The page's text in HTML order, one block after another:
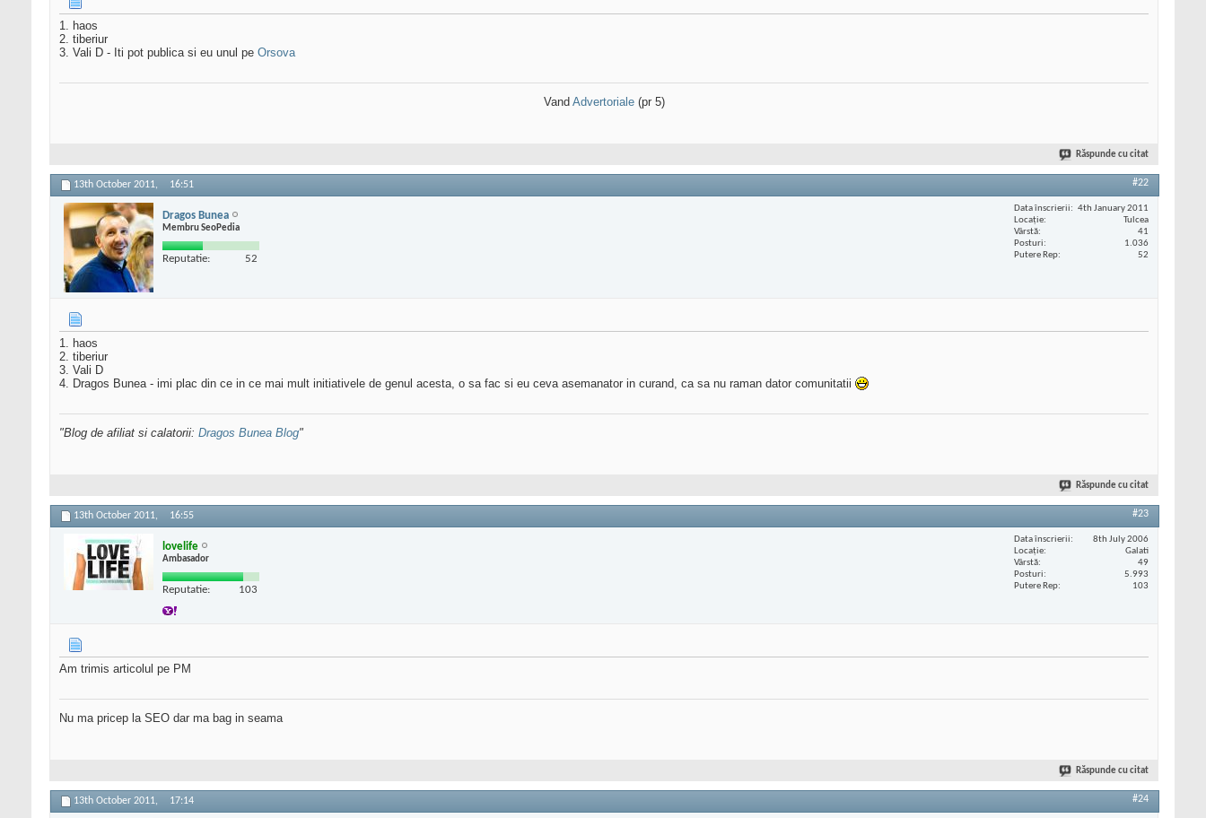
1. haos
2. tiberiur
3. Vali D - Iti pot publica si eu unul pe Orsova
Vand Advertoriale (pr 5)
Răspunde cu citat
13th October 2011, 16:51 #22
Dragos Bunea
Membru SeoPedia
Reputatie: 52
Data înscrierii
4th January 2011
Locaţie
Tulcea
Vârstă
41
Posturi
1.036
Putere Rep
52
1. haos
2. tiberiur
3. Vali D
4. Dragos Bunea - imi plac din ce in ce mai mult initiativele de genul acesta, o sa fac si eu ceva asemanator in curand, ca sa nu raman dator comunitatii
"Blog de afiliat si calatorii: Dragos Bunea Blog"
Răspunde cu citat
13th October 2011, 16:55 #23
lovelife
Ambasador
Reputatie: 103
Data înscrierii
8th July 2006
Locaţie
Galati
Vârstă
49
Posturi
5.993
Putere Rep
103
Am trimis articolul pe PM
Nu ma pricep la SEO dar ma bag in seama
Răspunde cu citat
13th October 2011, 17:14 #24